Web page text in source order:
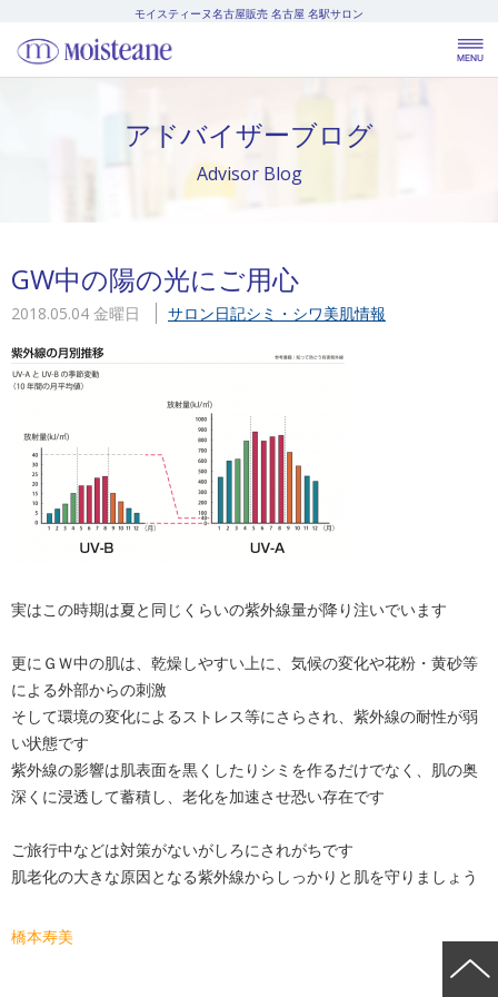
モイスティーヌ名古屋販売 名古屋 名駅サロン
アドバイザーブログ
Advisor Blog
GW中の陽の光にご用心
2018.05.04 金曜日 サロン日記シミ・シワ美肌情報
実はこの時期は夏と同じくらいの紫外線量が降り注いでいます
更にＧＷ中の肌は、乾燥しやすい上に、気候の変化や花粉・黄砂等
による外部からの刺激
そして環境の変化によるストレス等にさらされ、紫外線の耐性が弱
い状態です
紫外線の影響は肌表面を黒くしたりシミを作るだけでなく、肌の奥
深くに浸透して蓄積し、老化を加速させ恐い存在です
ご旅行中などは対策がないがしろにされがちです
肌老化の大きな原因となる紫外線からしっかりと肌を守りましょう
橋本寿美